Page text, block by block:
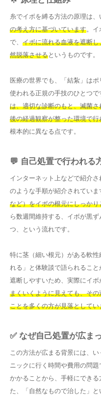
糸でイボを縛る方法の原理は、
の考え方に基づいています。
で、 イボに流れる血液を遮断
然脱落させるというものです。
医療の世界でも、「結紮」は
使われる正規の手技のひとつで
は、適切な診断のもと、滅菌
後の経過観察が整った環境で行
根本的に異なる点です。
💬 自己処置で行われる
インターネット上などで紹介
のような手順が紹介されていま
など）をイボの根元にしっか
ら数週間維持する、イボが黒
つ、という流れです。
特に茎（細い根元）がある軟
れる」と体験談で語られるこ
遮断しやすいため、実際にイボ
まくいくように見えても、そ
ことを多くの方が見落としてい
✅ なぜ自己処置が広ま
この方法が広まる背景には、
ニックに行く時間や費用の問
かかることから、手軽にでき
た、「自然なもので治した」と